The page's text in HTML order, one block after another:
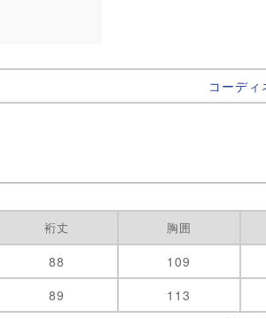
コーデ
裄丈 胸囲
88 109
89 113